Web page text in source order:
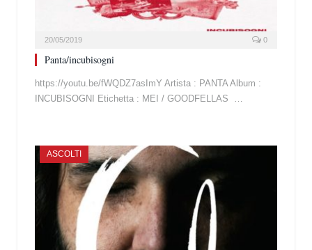
20/05/2019 0
Panta/incubisogni
https://youtu.be/fWQDZ7asImY Artista : PANTA Album :
INCUBISOGNI Etichetta : MEI / GOODFELLAS …
ASCOLTI